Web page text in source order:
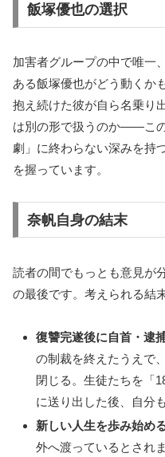
飯塚優也の選択
加害者グループの中で唯一
ある飯塚優也がどう動くか
抱え続けた彼が自ら名乗り
は別の形で扱うのか――こ
劇」に終わらない深みを持
を握っています。
奈帆自身の結末
読者の間でもっとも意見が
の最後です。考えられる結
復讐完遂後に自首・逮
の制裁を終えたうえで
閉じる。生徒たちを「
に送り出した後、自分
新しい人生を歩み始め
外へ渡っているとされ